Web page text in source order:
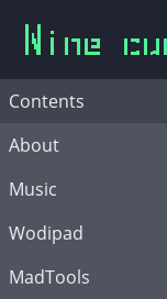
Contents
About
Music
Wodipad
MadTools